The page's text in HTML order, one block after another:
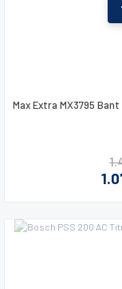
Max Extra MX3795